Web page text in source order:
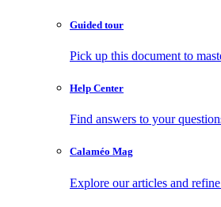
Guided tour
Pick up this document to
Help Center
Find answers to your
Calaméo Mag
Explore our articles and